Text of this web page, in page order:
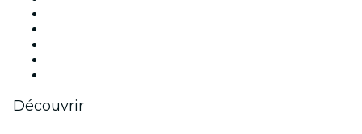
Découvrir